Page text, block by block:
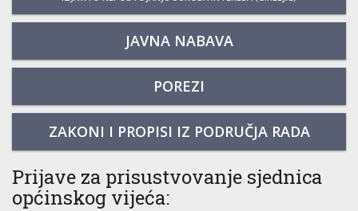
JAVNA NABAVA
POREZI
ZAKONI I PROPISI IZ PODRUČJA RADA
Prijave za prisustvovanje sjednica
općinskog vijeća: